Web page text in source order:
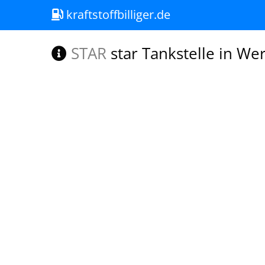
kraftstoffbilliger.de
STAR star Tankstelle in